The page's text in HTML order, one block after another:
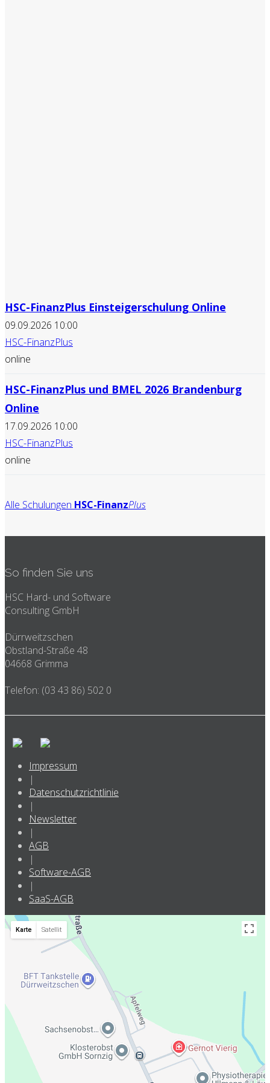
HSC-FinanzPlus Einsteigerschulung Online
09.09.2026 10:00
HSC-FinanzPlus
online
HSC-FinanzPlus und BMEL 2026 Brandenburg
Online
17.09.2026 10:00
HSC-FinanzPlus
online
Alle Schulungen HSC-FinanzPlus
So finden Sie uns
HSC Hard- und Software
Consulting GmbH
Dürrweitzschen
Obstland-Straße 48
04668 Grimma
Telefon: (03 43 86) 502 0
Impressum
|
Datenschutzrichtlinie
|
Newsletter
|
AGB
|
Software-AGB
|
SaaS-AGB
Karte Satellit